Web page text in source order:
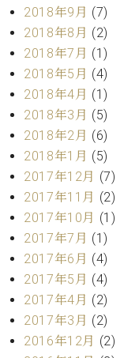
2018年9月 (7)
2018年8月 (2)
2018年7月 (1)
2018年5月 (4)
2018年4月 (1)
2018年3月 (5)
2018年2月 (6)
2018年1月 (5)
2017年12月 (7)
2017年11月 (2)
2017年10月 (1)
2017年7月 (1)
2017年6月 (4)
2017年5月 (4)
2017年4月 (2)
2017年3月 (2)
2016年12月 (2)